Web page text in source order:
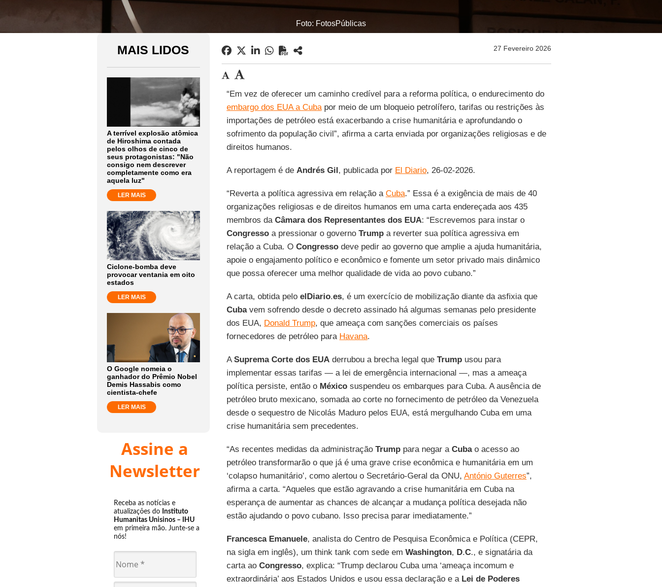
Foto: FotosPúblicas
MAIS LIDOS
A terrível explosão atômica
de Hiroshima contada
pelos olhos de cinco de
seus protagonistas: "Não
consigo nem descrever
completamente como era
aquela luz"
LER MAIS
Ciclone-bomba deve
provocar ventania em oito
estados
LER MAIS
O Google nomeia o
ganhador do Prêmio Nobel
Demis Hassabis como
cientista-chefe
LER MAIS
Assine a
Newsletter
Receba as notícias e
atualizações do Instituto
Humanitas Unisinos – IHU
em primeira mão. Junte-se a
nós!
27 Fevereiro 2026
“Em vez de oferecer um caminho credível para a reforma política, o endurecimento do
embargo dos EUA a Cubapor meio de um bloqueio petrolífero, tarifas ou restrições às
importações de petróleo está exacerbando a crise humanitária e aprofundando o
sofrimento da população civil”, afirma a carta enviada por organizações religiosas e de
direitos humanos.
A reportagem é de Andrés Gil, publicada por El Diario, 26-02-2026.
“Reverta a política agressiva em relação a Cuba.” Essa é a exigência de mais de 40
organizações religiosas e de direitos humanos em uma carta endereçada aos 435
membros daCâmara dos Representantes dos EUA: “Escrevemos para instar o
Congressoa pressionar o governo Trumpa reverter sua política agressiva em
relação a Cuba. O Congressodeve pedir ao governo que amplie a ajuda humanitária,
apoie o engajamento político e econômico e fomente um setor privado mais dinâmico
que possa oferecer uma melhor qualidade de vida ao povo cubano.”
A carta, obtida pelo elDiario.es, é um exercício de mobilização diante da asfixia que
Cubavem sofrendo desde o decreto assinado há algumas semanas pelo presidente
dos EUA, Donald Trump, que ameaça com sanções comerciais os países
fornecedores de petróleo para Havana.
ASuprema Corte dos EUAderrubou a brecha legal que Trumpusou para
implementar essas tarifas — a lei de emergência internacional —, mas a ameaça
política persiste, então o Méxicosuspendeu os embarques para Cuba. A ausência de
petróleo bruto mexicano, somada ao corte no fornecimento de petróleo da Venezuela
desde o sequestro de Nicolás Maduro pelos EUA, está mergulhando Cuba em uma
crise humanitária sem precedentes.
“As recentes medidas da administração Trumppara negar a Cubao acesso ao
petróleo transformarão o que já é uma grave crise econômica e humanitária em um
‘colapso humanitário’, como alertou o Secretário-Geral da ONU, António Guterres”,
afirma a carta. “Aqueles que estão agravando a crise humanitária em Cuba na
esperança de aumentar as chances de alcançar a mudança política desejada não
estão ajudando o povo cubano. Isso precisa parar imediatamente.”
Francesca Emanuele, analista do Centro de Pesquisa Econômica e Política (CEPR,
na sigla em inglês), um think tank com sede em Washington, D.C., e signatária da
carta ao Congresso, explica: “Trump declarou Cuba uma ‘ameaça incomum e
extraordinária’ aos Estados Unidos e usou essa declaração e a Lei de Poderes